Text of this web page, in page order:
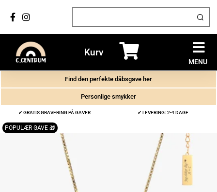
Kurv
MENU
Find den perfekte dåbsgave her
Personlige smykker
✔ GRATIS GRAVERING PÅ GAVER ✔ LEVERING: 2-4 DAGE
POPULÆR GAVE 🎁